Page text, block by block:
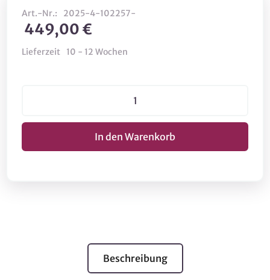
Art.-Nr.: 2025-4-102257-
449,00 €
Lieferzeit 10 - 12 Wochen
Beschreibung